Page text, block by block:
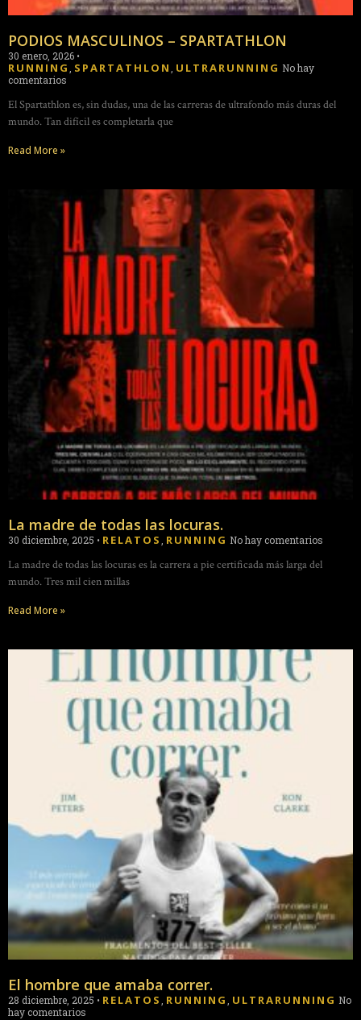
PODIOS MASCULINOS – SPARTATHLON
30 enero, 2026 •
RUNNING SPARTATHLON ULTRARUNNING No hay
comentarios
El Spartathlon es, sin dudas, una de las carreras de ultrafondo más duras del
mundo. Tan difícil es completarla que
Read More »
La madre de todas las locuras.
30 diciembre, 2025 • RELATOS, RUNNING No hay comentarios
La madre de todas las locuras es la carrera a pie certificada más larga del
mundo. Tres mil cien millas
Read More »
El hombre que amaba correr.
28 diciembre, 2025 • RELATOS, RUNNING, ULTRARUNNING No
hay comentarios